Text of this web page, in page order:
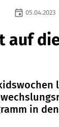
event 05.04.2023
auf
in